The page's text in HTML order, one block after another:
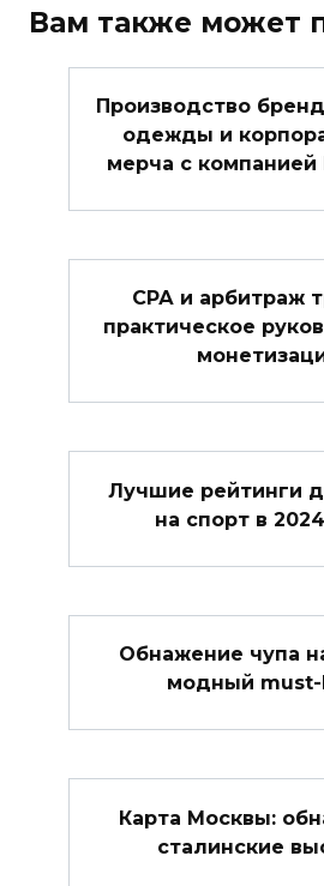
Вам также может
Производство
одежды и
мерча с компанией
СРА и арбитраж
практическое
Лучшие рейтинги
на спорт в
Обнажение чупа
модный must-
Карта Москвы:
сталинские